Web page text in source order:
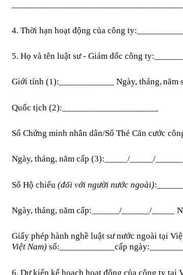
4. Thời hạn hoạt động của công
5. Họ và tên luật sư - Giám đốc công
Giới tính (1): ____________ Ngày, tháng,năm
Quốc tịch (2):_____________________
Số Chứng minh nhân dân/Số Thẻ Căn cước
Ngày, tháng, năm cấp (3):_____/_____/
Số Hộ chiếu (đối với người nước ngoài)
Ngày, tháng, năm cấp:______/______/_____
Giấy phép hành nghề luật sư nước ngoài tại
Việt Nam) số:____________cấp
6. Dự kiến kế hoạch hoạt động của công ty tại